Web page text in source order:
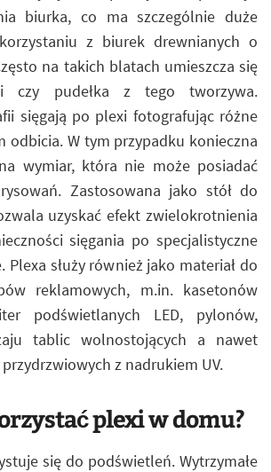
biurka, co ma szczególnie duże
z biurek drewnianych o
na takich blatach umieszcza się
czy pudełka z tego tworzywa.
sięgają po plexi fotografując różne
odbicia. W tym przypadku konieczna
wymiar, która nie może posiadać
Zastosowana jako stół do
uzyskać efekt zwielokrotnienia
sięgania po specjalistyczne
służy również jako materiał do
reklamowych, m.in. kasetonów
podświetlanych LED, pylonów,
tablic wolnostojących a nawet
z nadrukiem UV.
plexi w domu?
się do podświetleń. Wytrzymałe